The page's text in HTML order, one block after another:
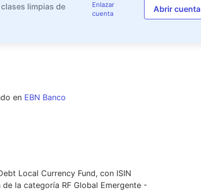
limpias de
Enlazar
cuenta
Abrir cuenta
en EBN Banco
Local Currency Fund, con ISIN
la categoría RF Global Emergente -